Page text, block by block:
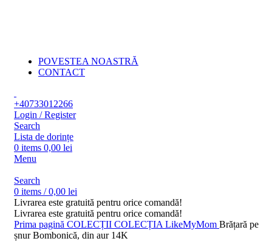
POVESTEA NOASTRĂ
CONTACT
+40733012266
Login / Register
Search
Lista de dorințe
0 items 0,00 lei
Menu
Search
0 items / 0,00 lei
Livrarea este gratuită pentru orice comandă!
Livrarea este gratuită pentru orice comandă!
Prima pagină COLECȚII COLECȚIA LikeMyMom Brățară pe
șnur Bombonică, din aur 14K